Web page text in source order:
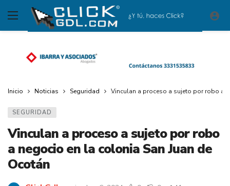
Inicio Noticias Seguridad Vinculan a proceso a sujeto por robo a
SEGURIDAD
Vinculan a proceso a sujeto por robo
a negocio en la colonia San Juan de
Ocotán